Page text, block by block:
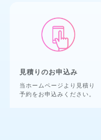
見積りのお申込み
当ホームページより見積り